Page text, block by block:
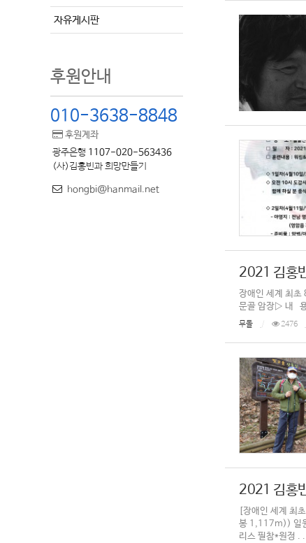
자유게시판
후원안내
010-3638-8848
후원계좌
광주은행 1107-020-563436
(사)김홍빈과 희망만들기
hongbi@hanmail.net
2021 김홍
장애인 세계 최
문골 암장▷ 내
무돌 2476
2021 김홍
[장애인 세계
봉 1,117m)) 일
리스 필참*원정 .